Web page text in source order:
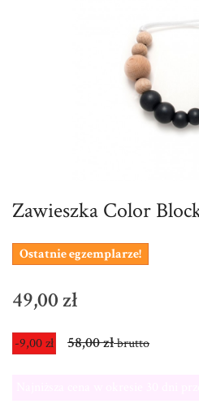
Zawieszka Color
Ostatnie egzemplarze!
49,00 zł
-9,00 zł 58,00 złbrutto